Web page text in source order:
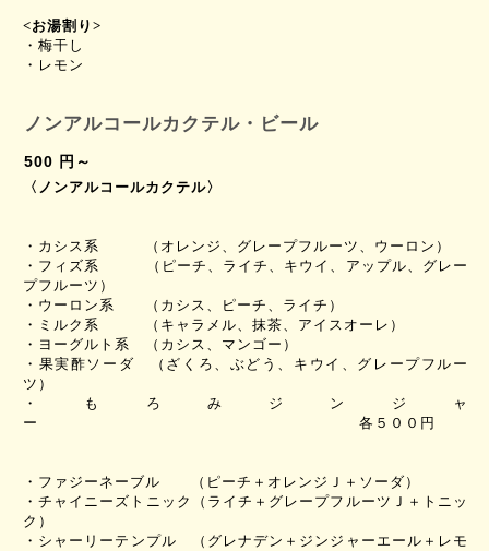
<お湯割り >
・梅干し
・レモン
ノンアルコールカクテル・ビール
500 円～
〈ノンアルコールカクテル〉
・ カシス系 （オレンジ、グレープフルーツ、ウーロン）
・フィズ系 （ピーチ、ライチ、キウイ、アップル、グレー
プフルーツ）
・ウーロン系 （カシス、ピーチ、ライチ）
・ミルク系 （キャラメル、抹茶、アイスオーレ）
・ヨーグルト系 （カシス、マンゴー）
・果実酢ソーダ （ざくろ、ぶどう、キウイ、グレープフルー
ツ）
・もろみジンジャ
ー 各５００円
・ファジーネーブル （ピーチ＋オレンジＪ＋ソーダ）
・チャイニーズトニック（ライチ＋グレープフルーツＪ＋トニッ
ク）
・ シャーリーテンプル （グレナデン＋ジンジャーエール＋レモ